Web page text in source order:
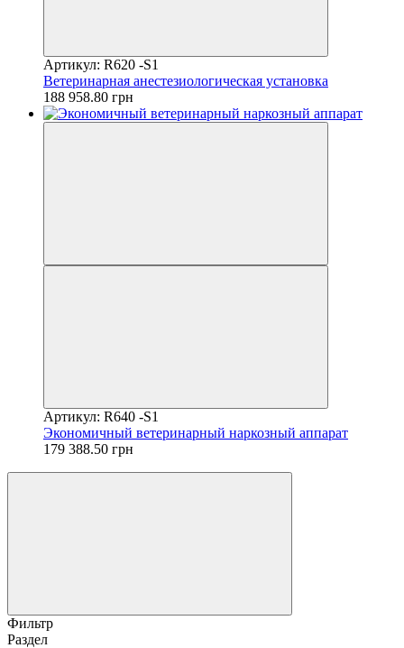
Артикул: R620 -S1
Ветеринарная анестезиологическая установка
188 958.80 грн
Артикул: R640 -S1
Экономичный ветеринарный наркозный аппарат
179 388.50 грн
Фильтр
Раздел